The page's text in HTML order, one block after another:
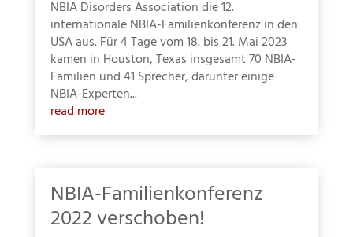
NBIA Disorders Association die 12.
internationale NBIA-Familienkonferenz in den
USA aus. Für 4 Tage vom 18. bis 21. Mai 2023
kamen in Houston, Texas insgesamt 70 NBIA-
Familien und 41 Sprecher, darunter einige
NBIA-Experten...
read more
NBIA-Familienkonferenz
2022 verschoben!
Sie neben dem allgemeinen Newsletter
zusätzliche Infos zu einzelnen NBIA-Varianten
oder spezielle Infos für Forscher/Kliniker
abonnieren wollen, klicken Sie bitte hier:
Zusätzliche Infos abonnieren